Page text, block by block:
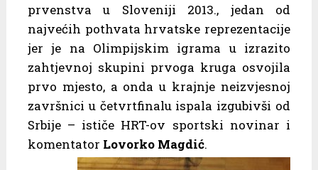
prvenstva u Sloveniji 2013., jedan od
najvećih pothvata hrvatske reprezentacije
jer je na Olimpijskim igrama u izrazito
zahtjevnoj skupini prvoga kruga osvojila
prvo mjesto, a onda u krajnje neizvjesnoj
završnici u četvrtfinalu ispala izgubivši od
Srbije – ističe HRT-ov sportski novinar i
komentator Lovorko Magdić.